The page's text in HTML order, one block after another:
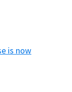
is now